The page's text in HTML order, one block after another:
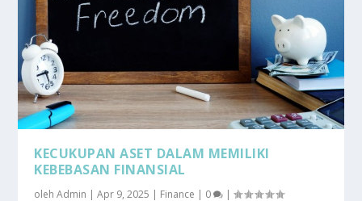
KECUKUPAN ASET DALAM MEMILIKI
KEBEBASAN FINANSIAL
olehAdmin |Apr 9, 2025 | Finance | 0 |